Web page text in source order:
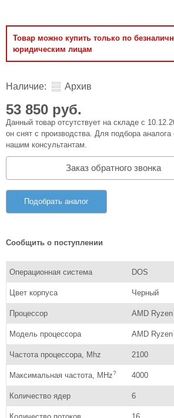
Товар можно купить только по
юридическим лицам
Наличие: Архив
53 850 руб.
Данный товар отсутствует на складе с
он снят с производства. Для подбора аналога
нашим консультантам.
Заказ обратного звонка
Подобрать аналог
Сообщить о поступлении
Операционная система DOS
Цвет корпуса Черный
Процессор AMD
Модель процессора AMD
Частота процессора, Mhz 2100
Максимальная частота, MHz? 4000
Количество ядер 6
Количество потоков 16